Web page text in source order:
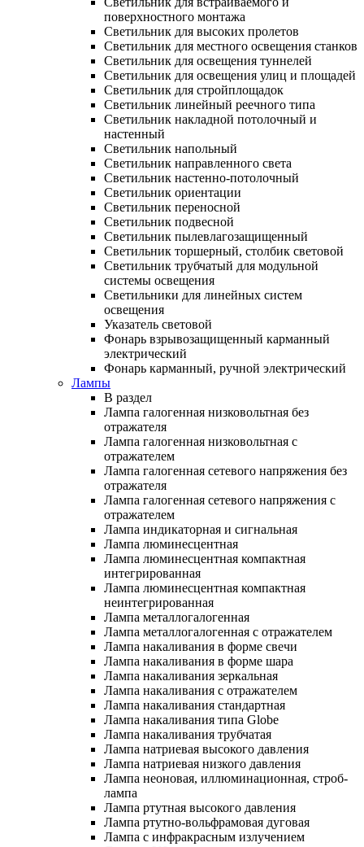
поверхностного монтажа
Светильник для высоких пролетов
Светильник для местного освещения станков
Светильник для освещения туннелей
Светильник для освещения улиц и площадей
Светильник для стройплощадок
Светильник линейный реечного типа
Светильник накладной потолочный и
настенный
Светильник напольный
Светильник направленного света
Светильник настенно-потолочный
Светильник ориентации
Светильник переносной
Светильник подвесной
Светильник пылевлагозащищенный
Светильник торшерный, столбик световой
Светильник трубчатый для модульной
системы освещения
Светильники для линейных систем
освещения
Указатель световой
Фонарь взрывозащищенный карманный
электрический
Фонарь карманный, ручной электрический
Лампы
В раздел
Лампа галогенная низковольтная без
отражателя
Лампа галогенная низковольтная с
отражателем
Лампа галогенная сетевого напряжения без
отражателя
Лампа галогенная сетевого напряжения с
отражателем
Лампа индикаторная и сигнальная
Лампа люминесцентная
Лампа люминесцентная компактная
интегрированная
Лампа люминесцентная компактная
неинтегрированная
Лампа металлогалогенная
Лампа металлогалогенная с отражателем
Лампа накаливания в форме свечи
Лампа накаливания в форме шара
Лампа накаливания зеркальная
Лампа накаливания с отражателем
Лампа накаливания стандартная
Лампа накаливания типа Globe
Лампа накаливания трубчатая
Лампа натриевая высокого давления
Лампа натриевая низкого давления
Лампа неоновая, иллюминационная, строб-
лампа
Лампа ртутная высокого давления
Лампа ртутно-вольфрамовая дуговая
Лампа с инфракрасным излучением